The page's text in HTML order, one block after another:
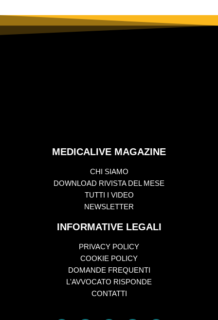
MEDICALIVE MAGAZINE
CHI SIAMO
DOWNLOAD RIVISTA DEL MESE
TUTTI I VIDEO
NEWSLETTER
INFORMATIVE LEGALI
PRIVACY POLICY
COOKIE POLICY
DOMANDE FREQUENTI
L'AVVOCATO RISPONDE
CONTATTI